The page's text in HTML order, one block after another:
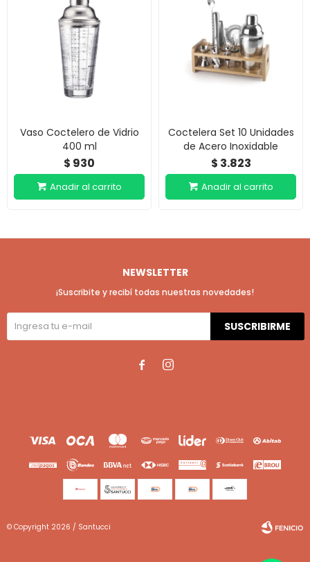
Vaso Coctelero de Vidrio
400 ml
$ 930
Coctelera Set 10 Unidades
de Acero Inoxidable
$ 3.823
NEWSLETTER
¡Suscribite y recibí todas nuestras novedades!
SUSCRIBIRME
 
© Copyright 2026 / Santucci